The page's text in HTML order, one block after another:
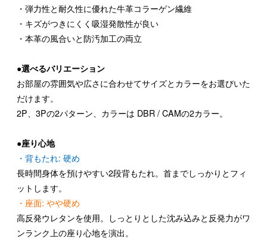
・弾力性と耐久性に優れた牛革コラーゲン繊維
・キズがつきにくく吸湿発散性が良い
・本革の風合いと防汚加工の両立
●選べるバリエーション
お部屋の雰囲気や広さに合わせてサイズとカラーをお選びいた
だけます。
2P、3Pの2パターン、カラーは DBR / CAMの2カラー。
●座り心地
・背もたれ: 硬め
長時間身体を預けやすい2段背もたれ。首までしっかりとフィ
ットします。
・座面: やや硬め
高反発ウレタンを使用。しっとりとした沈み込みと反発力がワ
ンランク上の座り心地を演出。